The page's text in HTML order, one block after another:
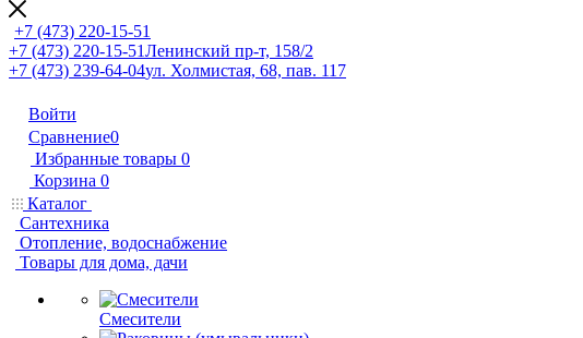
+7 (473) 220-15-51
+7 (473) 220-15-51Ленинский пр-т, 158/2
+7 (473) 239-64-04ул. Холмистая, 68, пав. 117
Войти
Сравнение0
Избранные товары 0
Корзина 0
Каталог
Сантехника
Отопление, водоснабжение
Товары для дома, дачи
Смесители